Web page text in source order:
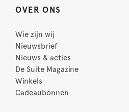
OVER ONS
Wie zijn wij
Nieuwsbrief
Nieuws & acties
De Suite Magazine
Winkels
Cadeaubonnen